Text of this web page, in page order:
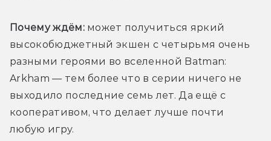
Почему ждём: может получиться яркий
высокобюджетный экшен с четырьмя очень
разными героями во вселенной Batman:
Arkham — тем более что в серии ничего не
выходило последние семь лет. Да ещё с
кооперативом, что делает лучше почти
любую игру.